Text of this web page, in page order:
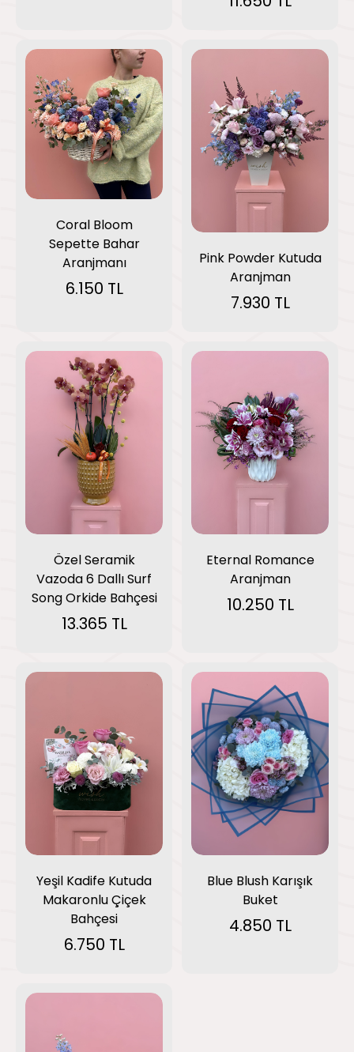
Coral Bloom
Sepette Bahar
Aranjmanı
6.150 TL
Pink Powder Kutuda
Aranjman
7.930 TL
Özel Seramik
Vazoda 6 Dallı Surf
Song Orkide Bahçesi
13.365 TL
Eternal Romance
Aranjman
10.250 TL
Yeşil Kadife Kutuda
Makaronlu Çiçek
Bahçesi
6.750 TL
Blue Blush Karışık
Buket
4.850 TL